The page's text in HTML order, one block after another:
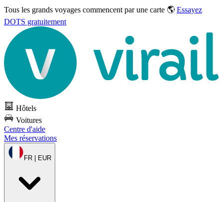
Tous les grands voyages commencent par une carte 🌎 Essayez
DOTS gratuitement
Hôtels
Voitures
Centre d'aide
Mes réservations
FR | EUR